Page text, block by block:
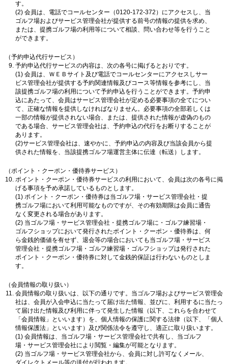
す。
(2) 会員は、電話でコールセンター（0120-172-372）にアクセスし、当
ゴルフ場およびサービス管理会社が提供する前号の情報の提供を求め、
または、提携ゴルフ場の利用等について相談、問い合わせ等を行うこと
ができます。
（予約申込代行サービス）
予約申込代行サービスの内容は、次の各号に掲げるとおりです。
(1) 会員は、ＷＥＢサイト及び電話でコールセンターにアクセスしサー
ビス管理会社が提供する予約関連情報及びコース等情報を参考にし、当
該提携ゴルフ場の利用について予約申込を行うことができます。予約申
込にあたって、会員はサービス管理会社が定める必要事項の全てについ
て、正確な情報を提供しなければなりません。必要事項の全部若しくは
一部の情報が提供されない場合、または、提供された情報が虚偽のもの
である場合、サービス管理会社は、予約申込の代行をお断りすることが
あります。
(2)サービス管理会社は、速やかに、予約申込の内容及び当該会員から提
供された情報を、当該提携ゴルフ場運営主体に伝達（転送）します。
（ポイント・クーポン・優待券サービス）
ポイント・クーポン・優待券サービスの利用において、会員は次の各号に掲
げる事項を予め承諾しているものとします。
(1) ポイント・クーポン・優待券は当ゴルフ場・サービス管理会社・提
携ゴルフ場において利用可能なものですが、その有効期限は会員に通告
なく変更される場合があります。
(2) 当ゴルフ場・サービス管理会社・提携ゴルフ場に・ゴルフ練習場・
ゴルフショップにおいて発行されたポイント・クーポン・優待券は、何
ら金銭的価値を有せず、退会等の場合においても当ゴルフ場・サービス
管理会社・提携ゴルフ場・ゴルフ練習場・ゴルフショップは発行された
ポイント・クーポン・優待券に対して金銭的保証は行わないものとしま
す。
（会員情報の取り扱い）
会員情報の取り扱いは、以下の通りです。当ゴルフ場およびサービス管理会
社は、会員が入会申込に当たって届け出た情報、並びに、利用するに当たっ
て届け出た情報及び利用に伴って発生した情報（以下、これらを合わせて
「会員情報」といいます）を、個人情報の保護に関する法律（以下、「個人
情報保護法」といいます）及び関係法令を遵守し、適正に取り扱います。
(1) 会員情報は、当ゴルフ場・サービス管理会社で共有し、当ゴルフ
場・サービス管理会社により閲覧・編集が可能となります。
(2) 当ゴルフ場・サービス管理会社から、会員に対し許可なくメール、
ダイレクトメール等の送付が行われます。